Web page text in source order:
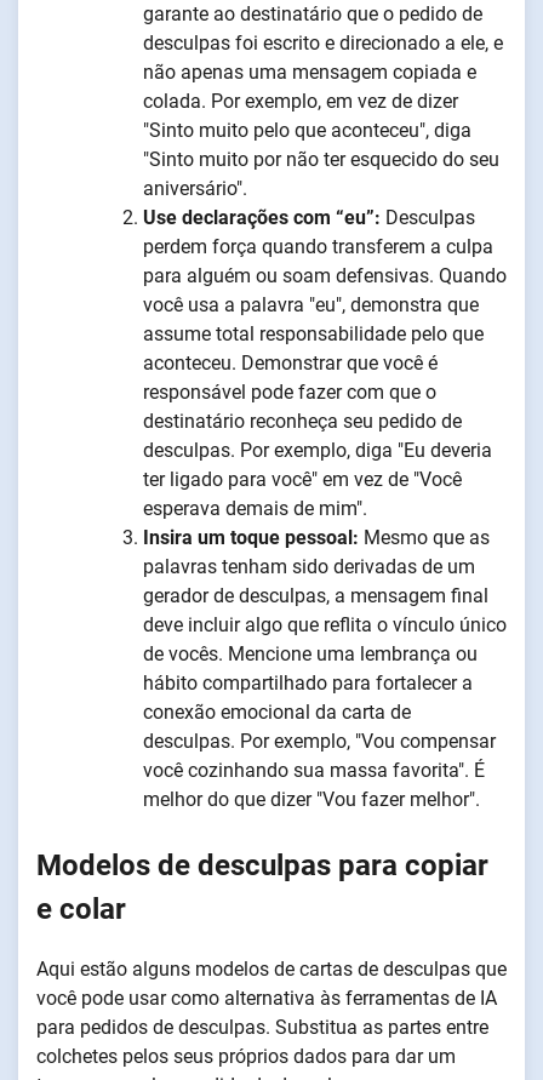
garante ao destinatário que o pedido de
desculpas foi escrito e direcionado a ele, e
não apenas uma mensagem copiada e
colada. Por exemplo, em vez de dizer
"Sinto muito pelo que aconteceu", diga
"Sinto muito por não ter esquecido do seu
aniversário".
Use declarações com “eu”: Desculpas
perdem força quando transferem a culpa
para alguém ou soam defensivas. Quando
você usa a palavra "eu", demonstra que
assume total responsabilidade pelo que
aconteceu. Demonstrar que você é
responsável pode fazer com que o
destinatário reconheça seu pedido de
desculpas. Por exemplo, diga "Eu deveria
ter ligado para você" em vez de "Você
esperava demais de mim".
Insira um toque pessoal: Mesmo que as
palavras tenham sido derivadas de um
gerador de desculpas, a mensagem final
deve incluir algo que reflita o vínculo único
de vocês. Mencione uma lembrança ou
hábito compartilhado para fortalecer a
conexão emocional da carta de
desculpas. Por exemplo, "Vou compensar
você cozinhando sua massa favorita". É
melhor do que dizer "Vou fazer melhor".
Modelos de desculpas para copiar
e colar
Aqui estão alguns modelos de cartas de desculpas que
você pode usar como alternativa às ferramentas de IA
para pedidos de desculpas. Substitua as partes entre
colchetes pelos seus próprios dados para dar um